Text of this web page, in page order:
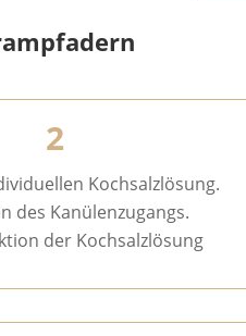
2
Kochsalzlösung.
des Kanülenzugangs.
der Kochsalzlösung